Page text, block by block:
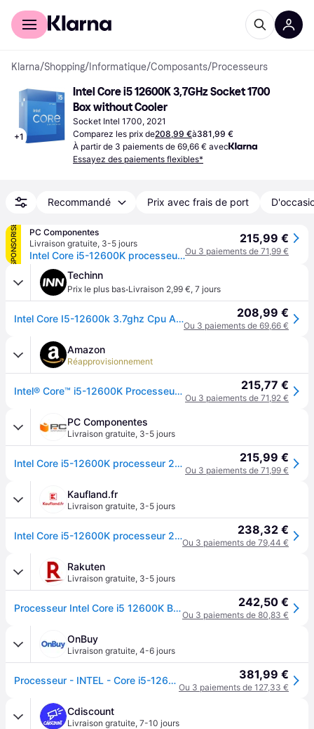
Acheter avec Klarna
Klarna/Shopping/ Informatique/Composants/Processeurs
+1
Intel Core i5 12600K 3,7GHz Socket 1700
Box without Cooler
Socket Intel 1700, 2021
Comparez les prix de208,99 €à381,99 €
À partir de 3 paiements de 69,66 € avec
Essayez des paiements flexibles*
Recommandé Prix avec frais de port
SPONSORISÉ
PC Componentes
Livraison gratuite, 3-5 jours
Intel Core i5-12600K processeur 20 Mo Smart Cache Boîte
215,99 €
Ou 3 paiements de 71,99 €
Techinn
Prix le plus bas·Livraison 2,99 €, 7 jours
Intel Core I5-12600k 3.7ghz Cpu Argenté 208,99 €
Ou 3 paiements de 69,66 €
Amazon
Réapprovisionnement
Intel® Core™ i5-12600K Processeur débloqué pour PC de Bureau, 10 cœurs (6P+4E) jusqu'à 4,9 GHz, LGA1700, chipset série 600 125 W 215,77 €
Ou 3 paiements de 71,92 €
PC Componentes
Livraison gratuite, 3-5 jours
Intel Core i5-12600K processeur 20 Mo Smart Cache Boîte 215,99 €
Ou 3 paiements de 71,99 €
Kaufland.fr
Livraison gratuite, 3-5 jours
Intel Core i5-12600K processeur 20 Mo Smart Cache Boîte 238,32 €
Ou 3 paiements de 79,44 €
Rakuten
Livraison gratuite, 3-5 jours
Processeur Intel Core i5 12600K Box 242,50 €
Ou 3 paiements de 80,83 €
OnBuy
Livraison gratuite, 4-6 jours
Processeur - INTEL - Core i5-12600K - 10 cœurs (6P+4E) - Socket LGA1700 - Chipset Série 600 - TDP 125W (BX8071512600K) 381,99 €
Ou 3 paiements de 127,33 €
Cdiscount
Livraison gratuite, 7-10 jours